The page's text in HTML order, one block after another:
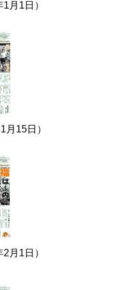
月1日）
月15日）
月1日）